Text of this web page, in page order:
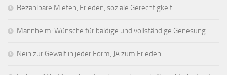
Bezahlbare Mieten, Frieden, soziale Gerechtigkeit
Mannheim: Wünsche für baldige und vollständige Genesung
Nein zur Gewalt in jeder Form, JA zum Frieden